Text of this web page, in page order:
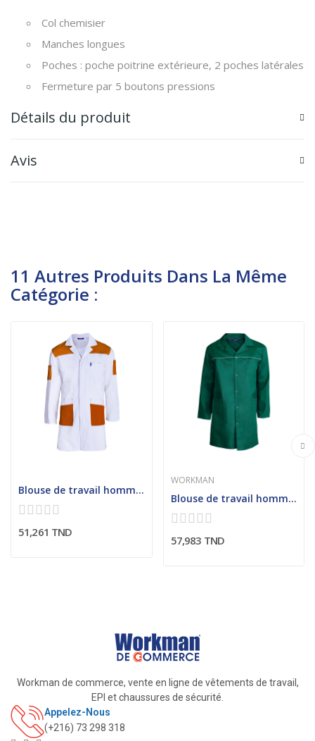
Col chemisier
Manches longues
Poches : poche poitrine extérieure, 2 poches latérales
Fermeture par 5 boutons pressions
Détails du produit
Avis
11 Autres Produits Dans La Même
Catégorie :
Blouse de travail homme avec poches latérales...
51,261 TND
WORKMAN
Blouse de travail homme avec découpe carrure...
57,983 TND
Workman de commerce, vente en ligne de vêtements de travail,
EPI et chaussures de sécurité.
Appelez-Nous
(+216) 73 298 318